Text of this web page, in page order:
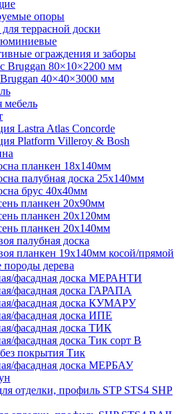
опоры
террасной доски
ограждения и заборы
Bruggan 80×10×2200 мм
40×40×3000 мм
мебель
Lastra Atlas Concorde
Platform Villeroy & Bosh
планкен 18х140мм
палубная доска 25х140мм
брус 40х40мм
планкен 20х90мм
планкен 20х120мм
планкен 20х140мм
палубная доска
планкен 19х140мм косой/прямой
породы дерева
фасадная доска МЕРАНТИ
фасадная доска ГАРАПА
фасадная доска КУМАРУ
фасадная доска ИПЕ
фасадная доска ТИК
фасадная доска Тик сорт В
покрытия Тик
фасадная доска МЕРБАУ
отделки, профиль STP STS4 SHP